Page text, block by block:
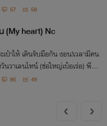
57 58
(My heart) Nc
อน!เวลามีคน
วาเลนไทน์ (ช่อใหญ่เบ้อเร่อ) พีคสุ
สกันแล้ว… ยังไงดีล่ะ เพื่อ
86 49